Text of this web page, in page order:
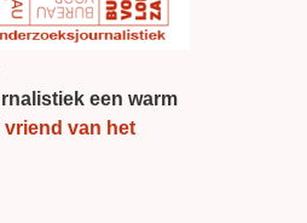
een warm
vriend van het